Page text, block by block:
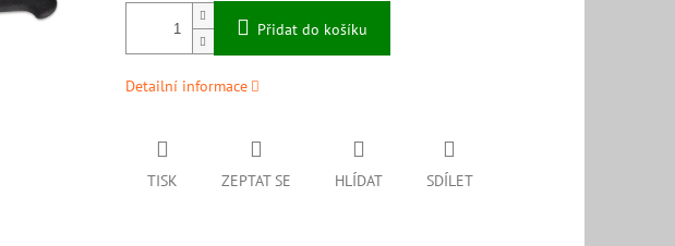
Přidat do košíku
Detailní informace
TISK ZEPTAT SE HLÍDAT SDÍLET